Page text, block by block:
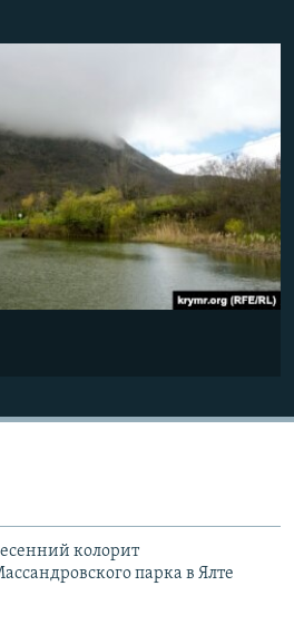
колорит
парка в Ялте